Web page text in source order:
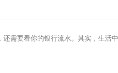
要看你的银行流水。其实，生活